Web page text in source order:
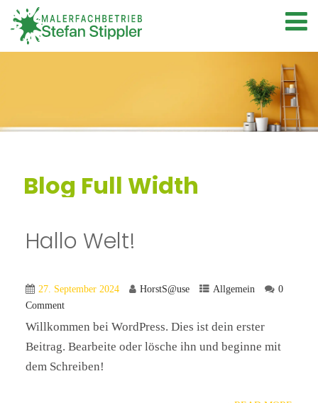
Blog Full Width
Hallo Welt!
27. September 2024 HorstS@use Allgemein
0
Comment
Willkommen bei WordPress. Dies ist dein erster
Beitrag. Bearbeite oder lösche ihn und beginne mit
dem Schreiben!